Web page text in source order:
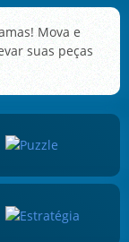
Mova e
suas peças